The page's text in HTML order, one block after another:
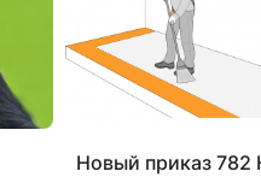
Новый приказ 782